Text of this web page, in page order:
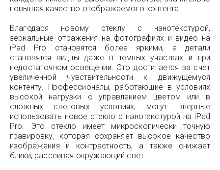
повышая качество отображаемого контента.
Благодаря новому стеклу с нанотекстурой,
зеркальные отражения на фотографиях и видео на
iPad Pro становятся более яркими, а детали
становятся видны даже в темных участках и при
недостаточном освещении. Это достигается за счет
увеличенной чувствительности к движущемуся
контенту. Профессионалы, работающие в условиях
высокой нагрузки с управлением цветом или в
сложных световых условиях, могут впервые
использовать новое стекло с нанотекстурой на iPad
Pro. Это стекло имеет микроскопически точную
гравировку, которая сохраняет высокое качество
изображения и контрастность, а также снижает
блики, рассеивая окружающий свет.